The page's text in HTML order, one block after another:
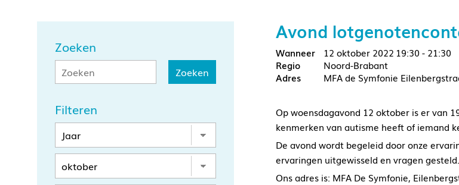
Zoeken
Filteren
Avond
12 oktober 2022 19:30 - 21:30
Noord-Brabant
MFA de Symfonie
Op woensdagavond 12 oktober is er van
kenmerken van autisme heeft of iemand
De avond wordt begeleid door onze
ervaringen uitgewisseld en vragen
Ons adres is: MFA De Symfonie,